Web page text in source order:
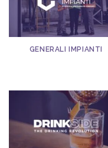
GENERALI IMPIANTI